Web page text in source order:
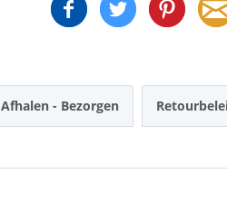
Afhalen - Bezorgen